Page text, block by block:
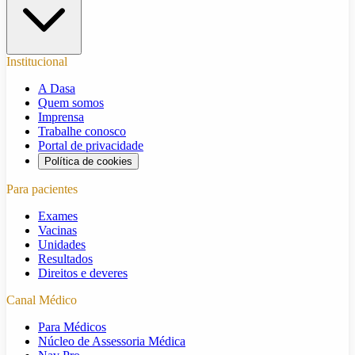
Institucional
A Dasa
Quem somos
Imprensa
Trabalhe conosco
Portal de privacidade
Política de cookies
Para pacientes
Exames
Vacinas
Unidades
Resultados
Direitos e deveres
Canal Médico
Para Médicos
Núcleo de Assessoria Médica